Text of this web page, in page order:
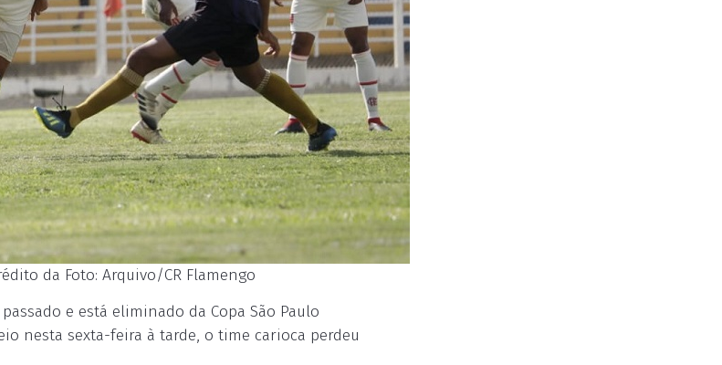
da Foto: Arquivo/CR Flamengo
e está eliminado da Copa São Paulo
nesta sexta-feira à tarde, o time carioca perdeu